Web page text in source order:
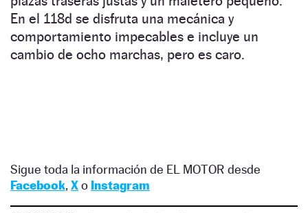
En el 118d se disfruta una mecánica y
comportamiento impecables e incluye un
cambio de ocho marchas, pero es caro.
Sigue toda la información de EL MOTOR desde
Facebook, Xo Instagram